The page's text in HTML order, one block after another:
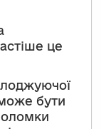
це
бути